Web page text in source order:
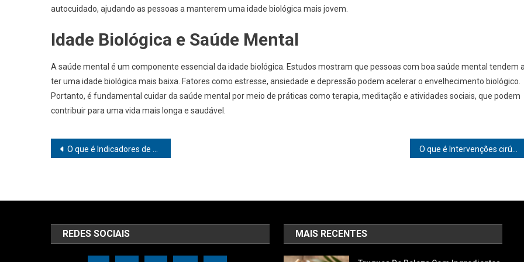
autocuidado, ajudando as pessoas a manterem uma idade biológica mais jovem.
Idade Biológica e Saúde Mental
A saúde mental é um componente essencial da idade biológica. Estudos mostram que pessoas com boa saúde mental tendem
ter uma idade biológica mais baixa. Fatores como estresse, ansiedade e depressão podem acelerar o envelhecimento biológico.
Portanto, é fundamental cuidar da saúde mental por meio de práticas como terapia, meditação e atividades sociais, que podem
contribuir para uma vida mais longa e saudável.
Navegação
Post
O que é Indicadores de saúde
REDES SOCIAIS MAIS RECENTES